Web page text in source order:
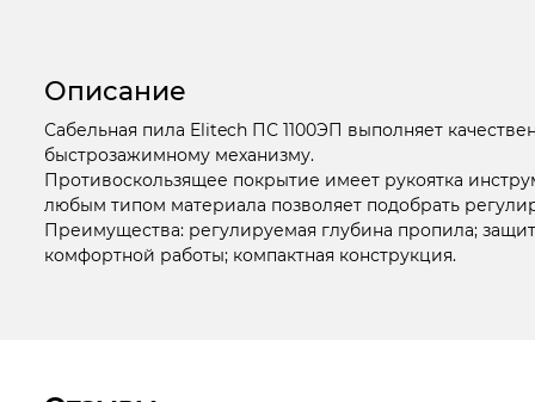
Описание
Сабельная пила Elitech ПС 1100ЭП выполняет
быстрозажимному механизму.
Противоскользящее покрытие имеет рукоятка
любым типом материала позволяет подобрать
Преимущества: регулируемая глубина пропила;
комфортной работы; компактная конструкция.